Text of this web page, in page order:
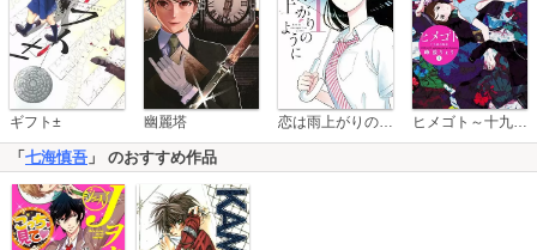
ギフト± 幽麗塔 恋は雨上がりのように ヒメゴト～十九歳の制服～
「 七海慎吾 」 のおすすめ作品